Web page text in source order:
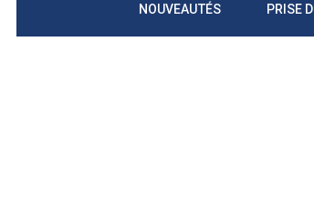
NOUVEAUTÉS PRISE